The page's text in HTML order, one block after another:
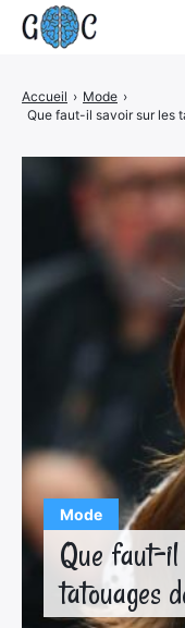
Mode
Que faut-
tatouages
Accueil › Mode ›
Que faut-il savoir sur les
Actualités